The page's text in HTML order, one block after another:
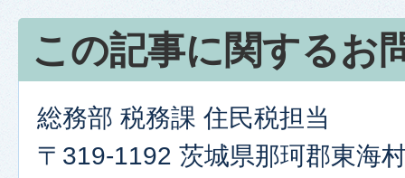
この記事に関するお
総務部 税務課 住民税担当
〒319-1192 茨城県那珂郡東海